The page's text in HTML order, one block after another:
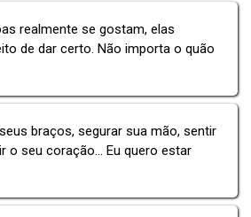
realmente se gostam, elas
de dar certo. Não importa o quão
braços, segurar sua mão, sentir
o seu coração... Eu quero estar